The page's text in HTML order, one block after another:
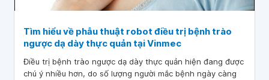
Tìm hiểu về phẫu thuật robot điều trị bệnh trào
ngược dạ dày thực quản tại Vinmec
Điều trị bệnh trào ngược dạ dày thực quản hiện đang được
chú ý nhiều hơn, do số lượng người mắc bệnh ngày càng